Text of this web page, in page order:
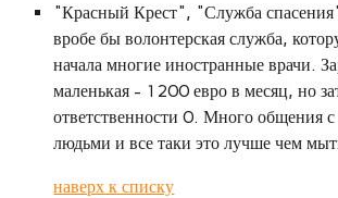
"Красный Крест", "Служба
вробе бы волонтерская служба,
начала многие иностранные врачи.
маленькая - 1200 евро в месяц, но
ответственности 0. Много общения
людьми и все таки это лучше чем
наверх к списку